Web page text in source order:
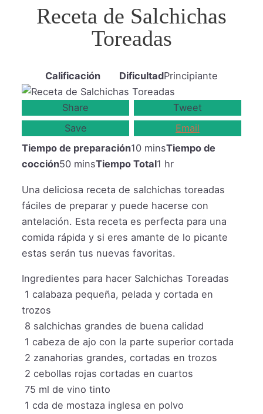
Receta de Salchichas
Toreadas
Calificación DificultadPrincipiante
Share
Tweet
Save
Email
Tiempo de preparación10 minsTiempo de
cocción50 minsTiempo Total1 hr
Una deliciosa receta de salchichas toreadas
fáciles de preparar y puede hacerse con
antelación. Esta receta es perfecta para una
comida rápida y si eres amante de lo picante
estas serán tus nuevas favoritas.
Ingredientes para hacer Salchichas Toreadas
1 calabaza pequeña, pelada y cortada en
trozos
8 salchichas grandes de buena calidad
1 cabeza de ajo con la parte superior cortada
2 zanahorias grandes, cortadas en trozos
2 cebollas rojas cortadas en cuartos
75 ml de vino tinto
1 cda de mostaza inglesa en polvo